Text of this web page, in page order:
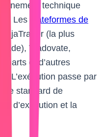
technique
Les
plateformes de
(la plus
Tradovate,
et d’autres
L’exécution passe par
le standard de
d’exécution et la